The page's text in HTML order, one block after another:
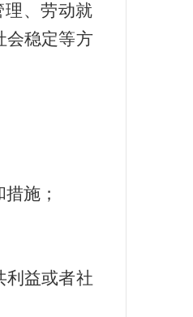
理、劳动就
会稳定等方
施；
利益或者社